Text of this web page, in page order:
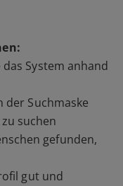
System anhand
Suchmaske
suchen
gefunden,
gut und